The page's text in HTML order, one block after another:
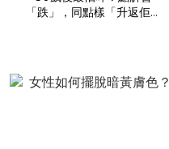
「跌」，同點樣「升返佢」